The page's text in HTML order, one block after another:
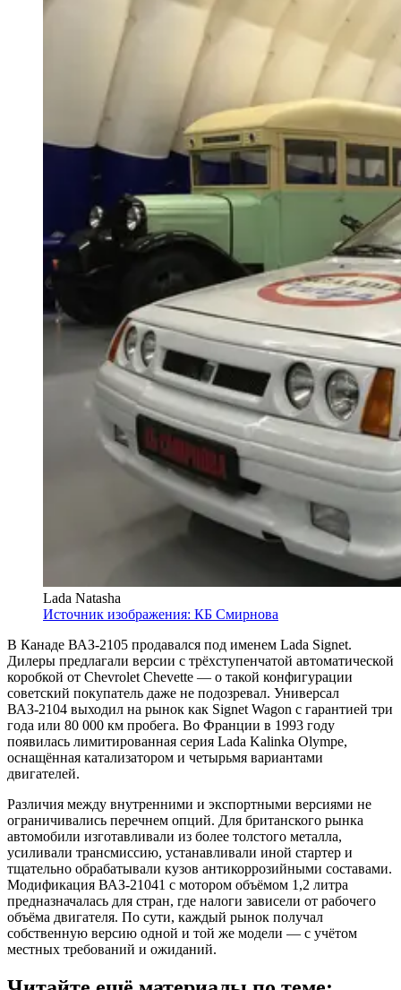
Lada Natasha
Источник изображения: КБ Смирнова
В Канаде ВАЗ-2105 продавался под именем Lada Signet.
Дилеры предлагали версии с трёхступенчатой автоматической
коробкой от Chevrolet Chevette — о такой конфигурации
советский покупатель даже не подозревал. Универсал
ВАЗ-2104 выходил на рынок как Signet Wagon с гарантией три
года или 80 000 км пробега. Во Франции в 1993 году
появилась лимитированная серия Lada Kalinka Olympe,
оснащённая катализатором и четырьмя вариантами
двигателей.
Различия между внутренними и экспортными версиями не
ограничивались перечнем опций. Для британского рынка
автомобили изготавливали из более толстого металла,
усиливали трансмиссию, устанавливали иной стартер и
тщательно обрабатывали кузов антикоррозийными составами.
Модификация ВАЗ-21041 с мотором объёмом 1,2 литра
предназначалась для стран, где налоги зависели от рабочего
объёма двигателя. По сути, каждый рынок получал
собственную версию одной и той же модели — с учётом
местных требований и ожиданий.